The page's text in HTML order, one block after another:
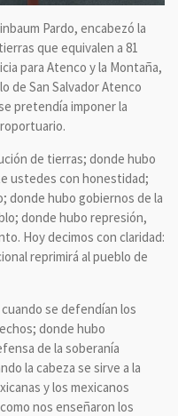
Pardo, encabezó la
que equivalen a 81
para Atenco y la Montaña,
de San Salvador Atenco
pretendía imponer la
de tierras; donde hubo
ustedes con honestidad;
donde hubo gobiernos de la
donde hubo represión,
Hoy decimos con claridad:
reprimirá al pueblo de
se defendían los
donde hubo
de la soberanía
la cabeza se sirve a la
y los mexicanos
nos enseñaron los